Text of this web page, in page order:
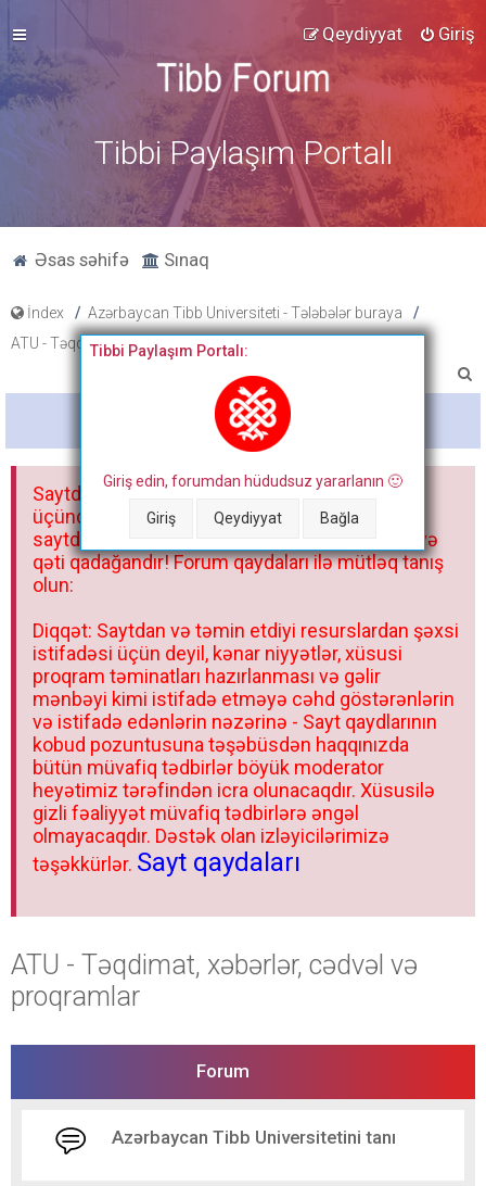
Giriş
Qeydiyyat
Tibbi Paylaşım Portalı
Əsas səhifə Sınaq
İndex
Azərbaycan Tibb Universiteti - Tələbələr buraya
ATU - Təqdimat, xəbərlər, cədvəl və proqramlar
a
Bitdi
Tibbi Paylaşım Portalı:
Giriş edin, forumdan hüdudsuz yararlanın 🙂
Giriş Qeydiyyat Bağla
Saytdakı materiallar yalnız fərdi istifadəniz
üçündür. Materialları istisnasız heç bir qrupda,
saytda və sosial şəbəkədə paylaşmaq olmaz və
qəti qadağandır! Forum qaydaları ilə mütləq tanış
olun:
Diqqət: Saytdan və təmin etdiyi resurslardan şəxsi
istifadəsi üçün deyil, kənar niyyətlər, xüsusi
proqram təminatları hazırlanması və gəlir
mənbəyi kimi istifadə etməyə cəhd göstərənlərin
və istifadə edənlərin nəzərinə - Sayt qaydlarının
kobud pozuntusuna təşəbüsdən haqqınızda
bütün müvafiq tədbirlər böyük moderator
heyətimiz tərəfindən icra olunacaqdır. Xüsusilə
gizli fəaliyyət müvafiq tədbirlərə əngəl
olmayacaqdır. Dəstək olan izləyicilərimizə
təşəkkürlər. Sayt qaydaları
ATU - Təqdimat, xəbərlər, cədvəl və
proqramlar
Forum
Azərbaycan Tibb Universitetini tanı